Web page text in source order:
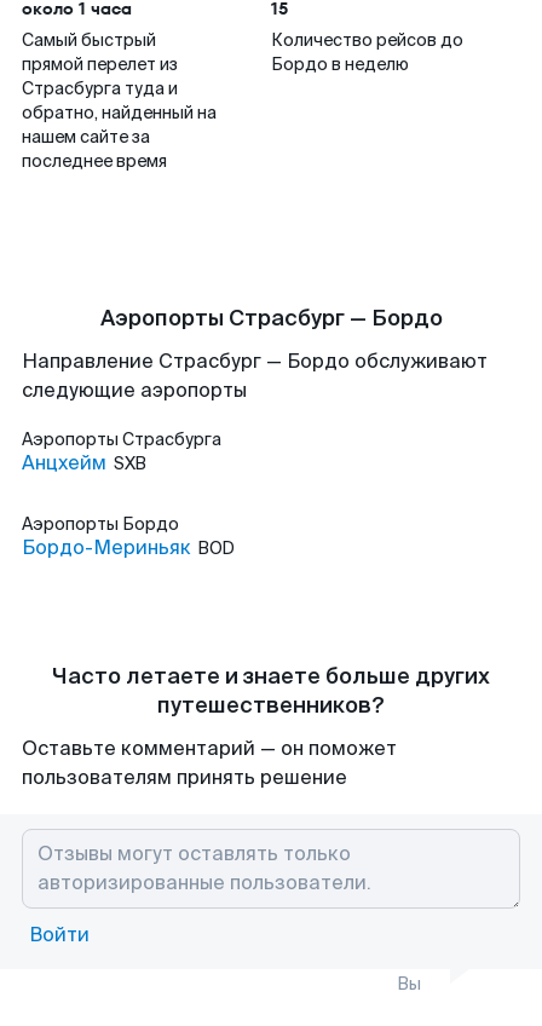
около 1 часа
Самый быстрый
прямой перелет из
Страсбурга туда и
обратно, найденный на
нашем сайте за
последнее время
15
Количество рейсов до
Бордо в неделю
Аэропорты Страсбург — Бордо
Направление Страсбург — Бордо обслуживают
следующие аэропорты
Аэропорты Страсбурга
Анцхейм SXB
Аэропорты Бордо
Бордо-Мериньяк BOD
Часто летаете и знаете больше других
путешественников?
Оставьте комментарий — он поможет
пользователям принять решение
Войти
Вы